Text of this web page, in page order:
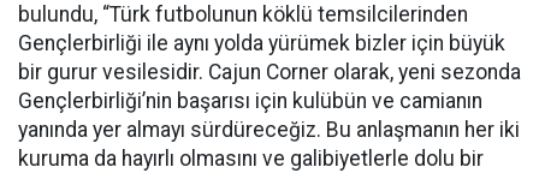
bulundu, “Türk futbolunun köklü temsilcilerinden
Gençlerbirliği ile aynı yolda yürümek bizler için büyük
bir gurur vesilesidir. Cajun Corner olarak, yeni sezonda
Gençlerbirliği’nin başarısı için kulübün ve camianın
yanında yer almayı sürdüreceğiz. Bu anlaşmanın her iki
kuruma da hayırlı olmasını ve galibiyetlerle dolu bir